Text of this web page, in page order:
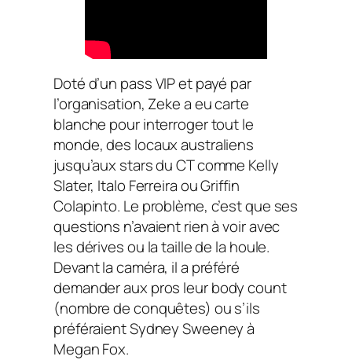
Doté d’un pass VIP et payé par
l’organisation, Zeke a eu carte
blanche pour interroger tout le
monde, des locaux australiens
jusqu’aux stars du CT comme Kelly
Slater, Italo Ferreira ou Griffin
Colapinto. Le problème, c’est que ses
questions n’avaient rien à voir avec
les dérives ou la taille de la houle.
Devant la caméra, il a préféré
demander aux pros leurbody count
(nombre de conquêtes) ou s’ils
préféraient Sydney Sweeney à
Megan Fox.